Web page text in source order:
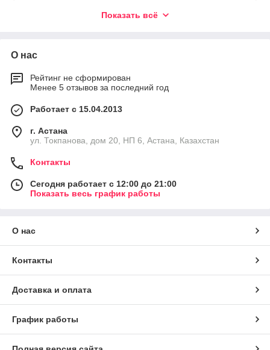
Максимальная нагрузка
Целевое использование
Во время традиционного массажа выполняются
приёмы растягивания, поэтому стол для массажа
Размеры
Показать всё
О нас
Рейтинг не сформирован
Менее 5 отзывов за последний год
Работает с 15.04.2013
г. Астана
ул. Токпанова, дом 20, НП 6, Астана, Казахстан
Контакты
Сегодня работает с 12:00 до 21:00
Показать весь график работы
О нас
Контакты
Доставка и оплата
График работы